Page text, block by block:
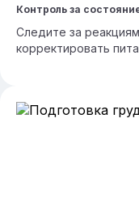
Контроль за
Следите за
корректировать